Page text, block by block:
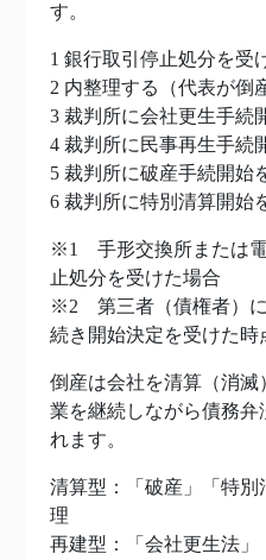
す。
1 銀行取引停止処分を受
2 内整理する（代表が倒
3 裁判所に会社更生手続
4 裁判所に民事再生手続
5 裁判所に破産手続開始
6 裁判所に特別清算開始
※1 手形交換所または
止処分を受けた場合
※2 第三者（債権者）
続き開始決定を受けた時
倒産は会社を清算（消滅
業を継続しながら債務弁
れます。
清算型：「破産」「特
理
再建型：「会社更生法」